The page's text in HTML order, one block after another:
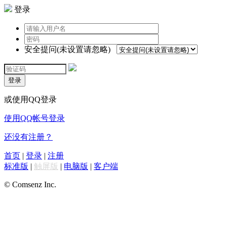
登录
安全提问(未设置请忽略)
登录
或使用QQ登录
使用QQ帐号登录
还没有注册？
首页 | 登录 | 注册
标准版 | 触屏版 | 电脑版 | 客户端
© Comsenz Inc.